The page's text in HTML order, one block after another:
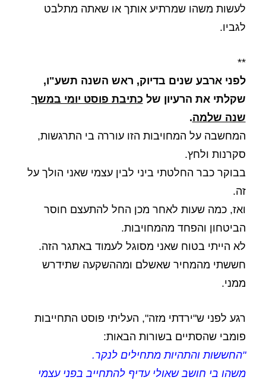
לעשות משהו שמרתיע אותך או שאתה מתלבט
לגביו.
**
לפני ארבע שנים בדיוק, ראש השנה תשע"ו,
שקלתי את הרעיון של כתיבת פוסט יומי במשך
שנה שלמה.
המחשבה על המחויבות הזו עוררה בי התרגשות,
סקרנות ולחץ.
בבוקר כבר החלטתי ביני לבין עצמי שאני הולך על
זה.
ואז, כמה שעות לאחר מכן החל להתעצם חוסר
הביטחון והפחד מהמחויבות.
לא הייתי בטוח שאני מסוגל לעמוד באתגר הזה.
חששתי מהמחיר שאשלם ומההשקעה שתידרש
ממני.
רגע לפני ש"ירדתי מזה", העליתי פוסט התחייבות
פומבי שהסתיים בשורות הבאות:
"החששות והתהיות מתחילים לנקר.
משהו בי חושב שאולי עדיף להתחייב בפני עצמי